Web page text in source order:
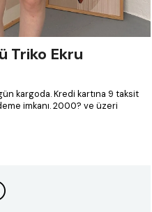
Triko Ekru
kargoda.Kredi kartına 9 taksit
imkanı.2000? ve üzeri